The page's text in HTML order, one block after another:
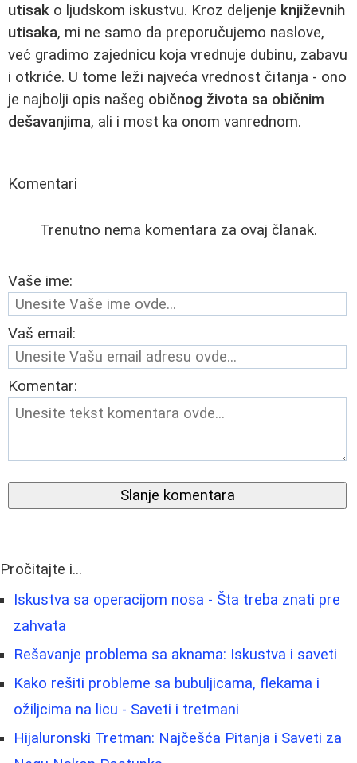
utisak o ljudskom iskustvu. Kroz deljenje književnih
utisaka, mi ne samo da preporučujemo naslove,
već gradimo zajednicu koja vrednuje dubinu, zabavu
i otkriće. U tome leži najveća vrednost čitanja - ono
je najbolji opis našeg običnog života sa običnim
dešavanjima, ali i most ka onom vanrednom.
Komentari
Trenutno nema komentara za ovaj članak.
Vaše ime:
Vaš email:
Komentar:
Slanje komentara
Pročitajte i...
Iskustva sa operacijom nosa - Šta treba znati pre
zahvata
Rešavanje problema sa aknama: Iskustva i saveti
Kako rešiti probleme sa bubuljicama, flekama i
ožiljcima na licu - Saveti i tretmani
Hijaluronski Tretman: Najčešća Pitanja i Saveti za